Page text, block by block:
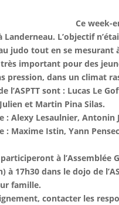
Ce week-
Landerneau. L’objectif
judo tout en se mesurant
important pour des
pression, dans un climat
l’ASPTT sont : Lucas Le
et Martin Pina Silas.
: Alexy Lesaulnier, Antonin
: Maxime Istin, Yann
à l’Assemblée
à 17h30 dans le dojo de
famille.
contacter les